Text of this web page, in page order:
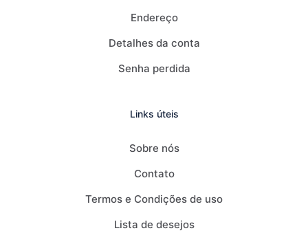
Endereço
Detalhes da conta
Senha perdida
Links úteis
Sobre nós
Contato
Termos e Condições de uso
Lista de desejos